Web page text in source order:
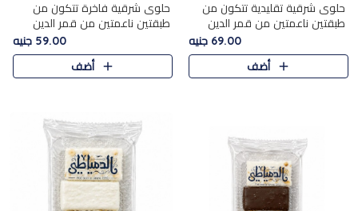
حلوى شرقية تقليدية تتكون من
طبقتين ناعمتين من قمر الدين
الفاخر، تتوسطهما حشوة غنية من
الفول السوداني المحمص، لتجمع
بين حلاوة المشمش الطبيعية..
69.00 جنيه
أضف
حلوى شرقية فاخرة تتكون من
طبقتين ناعمتين من قمر الدين
الفاخر، تتوسطهما حشوة غنية من
اللوز المحمص لتمنح مزيجًا متوازنًا
من النعومة والقرمشة. ..
59.00 جنيه
أضف